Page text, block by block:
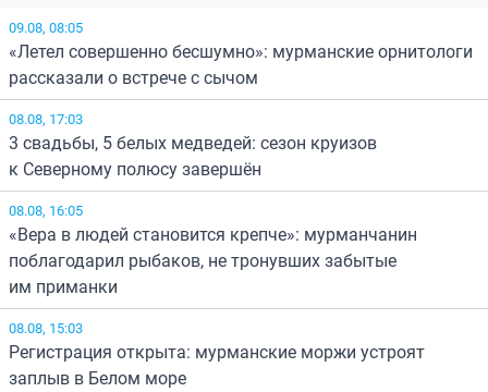
09.08, 08:05
«Летел совершенно бесшумно»: мурманские орнитологи
рассказали о встрече с сычом
08.08, 17:03
3 свадьбы, 5 белых медведей: сезон круизов
к Северному полюсу завершён
08.08, 16:05
«Вера в людей становится крепче»: мурманчанин
поблагодарил рыбаков, не тронувших забытые
им приманки
08.08, 15:03
Регистрация открыта: мурманские моржи устроят
заплыв в Белом море